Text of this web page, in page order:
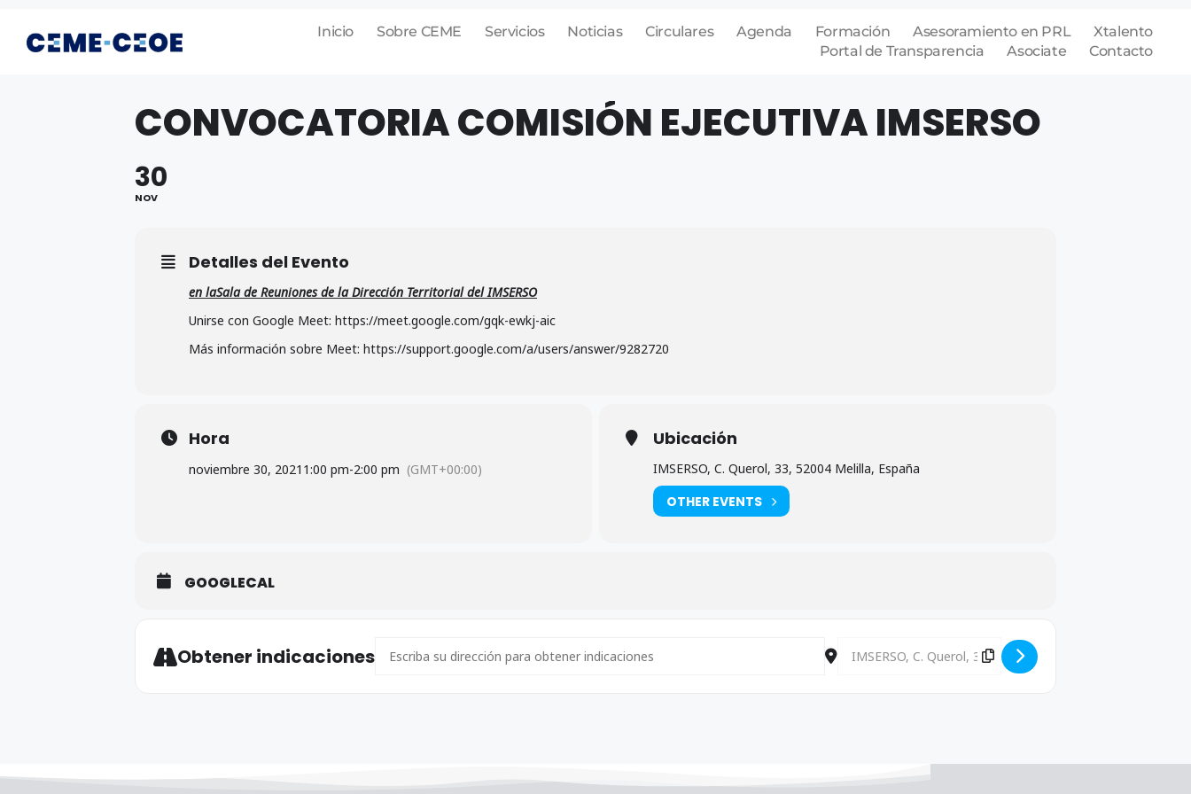
Inicio Sobre CEME Servicios Noticias Circulares Agenda Formación Asesoramiento en PRL
Xtalento
Portal de Transparencia
Asociate Contacto
CONVOCATORIA COMISIÓN EJECUTIVA IMSERSO
30
NOV
Detalles del Evento
en laSala de Reuniones de la Dirección Territorial del IMSERSO
Unirse con Google Meet: https://meet.google.com/gqk-ewkj-aic
Más información sobre Meet: https://support.google.com/a/users/answer/9282720
Hora
noviembre 30, 2021 1:00 pm-2:00 pm (GMT+00:00)
Ubicación
IMSERSO, C. Querol, 33, 52004 Melilla, España
OTHER EVENTS
GOOGLECAL
Obtener indicaciones Destination Address - CONVOCATORIA COMISIÓN